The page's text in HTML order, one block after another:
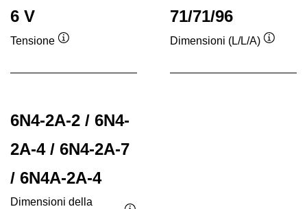
6 V
Tensione
71/71/96
Dimensioni (L/L/A)
6N4-2A-2 / 6N4-
2A-4 / 6N4-2A-7
/ 6N4A-2A-4
Dimensioni della